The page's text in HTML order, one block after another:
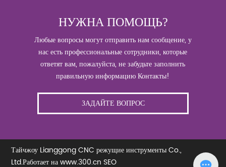
НУЖНА ПОМОЩЬ?
Любые вопросы могут отправить нам сообщение, у
нас есть профессиональные сотрудники, которые
ответят вам, пожалуйста, не забудьте заполнить
правильную информацию Контакты!
ЗАДАЙТЕ ВОПРОС
Тайчжоу Lianggong CNC режущие инструменты Co.,
Ltd.Работает на www.300.cn SEO